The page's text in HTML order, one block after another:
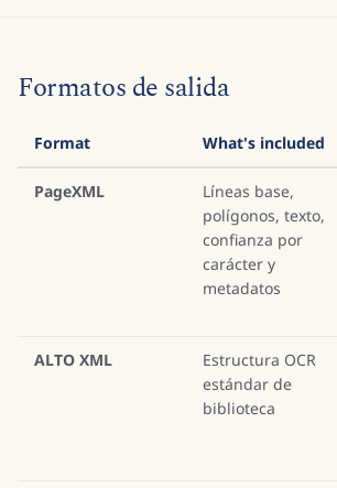
Formatos de salida
Format What's included
PageXML
Líneas base,
polígonos, texto,
confianza por
carácter y
metadatos
ALTO XML
Estructura OCR
estándar de
biblioteca